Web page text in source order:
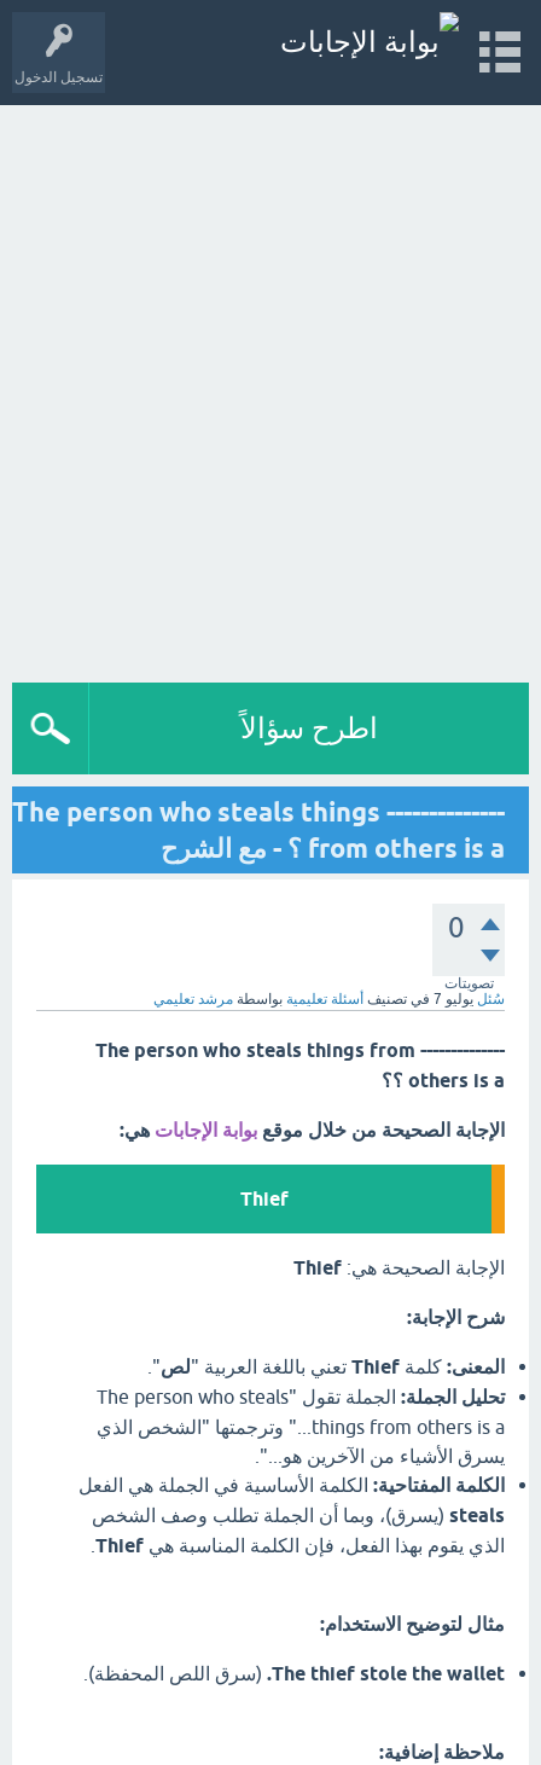
تسجيل الدخول
اطرح سؤالاً
-------------- The person who steals things
from others is a ؟ - مع الشرح
0
تصويتات
سُئل يوليو 7 في تصنيف أسئلة تعليمية بواسطة مرشد تعليمي
-------------- The person who steals things from
others is a ؟؟
الإجابة الصحيحة من خلال موقع بوابة الإجابات هي:
Thief
الإجابة الصحيحة هي: Thief
شرح الإجابة:
المعنى: كلمة Thief تعني باللغة العربية "لص".
تحليل الجملة:
الجملة تقول "The person who steals
things from others is a..." وترجمتها "الشخص الذي
يسرق الأشياء من الآخرين هو...".
الكلمة المفتاحية: الكلمة الأساسية في الجملة هي الفعل
steals (يسرق)، وبما أن الجملة تطلب وصف الشخص
الذي يقوم بهذا الفعل، فإن الكلمة المناسبة هي Thief
مثال لتوضيح الاستخدام:
The thief stole the wallet. (سرق اللص المحفظة).
ملاحظة إضافية: